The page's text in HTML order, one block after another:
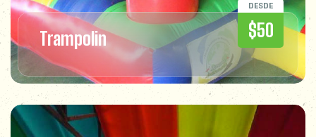
DESDE
$50
Trampolin